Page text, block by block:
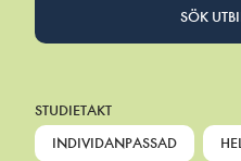
SÖK
STUDIETAKT
INDIVIDANPASSAD